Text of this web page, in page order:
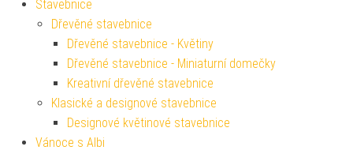
Stavebnice
Dřevěné stavebnice
Dřevěné stavebnice - Květiny
Dřevěné stavebnice - Miniaturní domečky
Kreativní dřevěné stavebnice
Klasické a designové stavebnice
Designové květinové stavebnice
Vánoce s Albi